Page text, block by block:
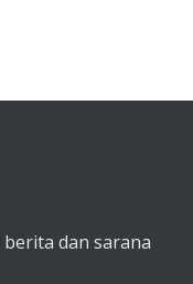
berita dan sarana